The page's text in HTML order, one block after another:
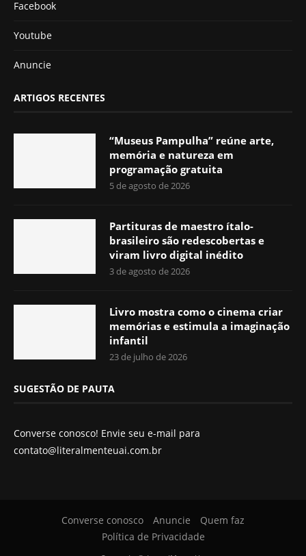
Facebook
Youtube
Anuncie
ARTIGOS RECENTES
“Museus Pampulha” reúne arte,
memória e natureza em
programação gratuita
5 de agosto de 2026
Partituras de maestro ítalo-
brasileiro são redescobertas e
viram livro digital inédito
3 de agosto de 2026
Livro mostra como o cinema criar
memórias e estimula a imaginação
infantil
23 de julho de 2026
SUGESTÃO DE PAUTA
Converse conosco! Envie seu e-mail para
contato@literalmenteuai.com.br
Converse conosco Anuncie
Quem faz
Política de Privacidade